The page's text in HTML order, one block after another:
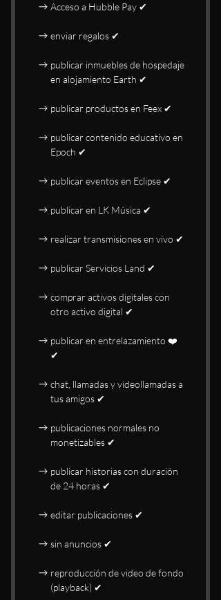
Acceso a Hubble Pay ✔
enviar regalos ✔
publicar inmuebles de hospedaje
en alojamiento Earth ✔
publicar productos en Feex ✔
publicar contenido educativo en
Epoch ✔
publicar eventos en Eclipse ✔
publicar en LK Música ✔
realizar transmisiones en vivo ✔
publicar Servicios Land ✔
comprar activos digitales con
otro activo digital ✔
publicar en entrelazamiento ❤️
✔
chat, llamadas y videollamadas a
tus amigos ✔
publicaciones normales no
monetizables ✔
publicar historias con duración
de 24 horas ✔
editar publicaciones ✔
sin anuncios ✔
reproducción de video de fondo
(playback) ✔